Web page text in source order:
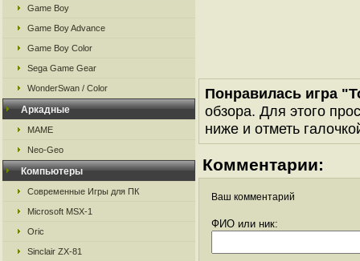
Game Boy
Game Boy Advance
Game Boy Color
Sega Game Gear
WonderSwan / Color
Аркадные
MAME
Neo-Geo
Компьютеры
Современные Игры для ПК
Microsoft MSX-1
Oric
Sinclair ZX-81
Понравилась игра
обзора. Для этого
ниже и отметь
Комментарии:
Ваш комментарий
ФИО или ник: